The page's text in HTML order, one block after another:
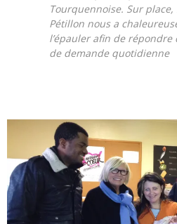
Tourquennoise. Sur
Pétillon nous a
l’épauler afin de
de demande quotidienne